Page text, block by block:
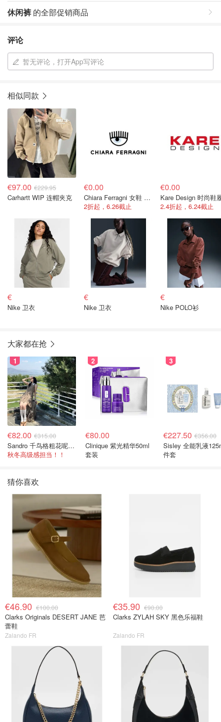
休闲裤 的全部促销商品
评论
暂无评论，打开App写评论
相似同款
€97.00 €229.95
Carhartt WIP 连帽夹克
€0.00
Chiara Ferragni 女鞋 Prive款
2折起，6.26截止
€0.00
2.4折起，6.24截止
€
Nike 卫衣
€
Nike 卫衣
€
Nike POLO衫
大家都在抢
1
€82.00 €315.00
Sandro 千鸟格粗花呢连衣裙
秋冬高级感担当！！
2
€80.00
Clinique 紫光精华50ml
套装
3
€227.50 €356.00
Sisley 全能乳液
件套
猜你喜欢
€46.90 €100.00
Clarks Originals DESERT JANE 芭
蕾鞋
Zalando FR
€35.90 €90.00
Clarks ZYLAH SKY 黑色乐福鞋
Zalando FR